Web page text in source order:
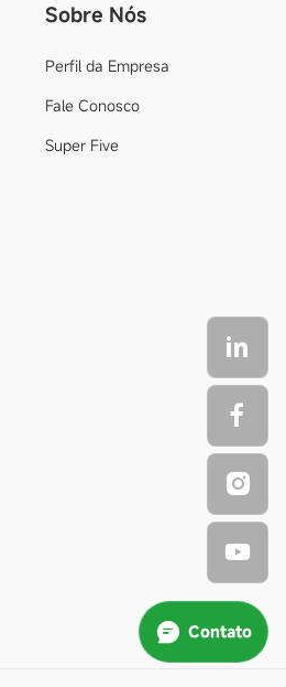
Sobre Nós
Perfil da Empresa
Fale Conosco
Super Five
Contato